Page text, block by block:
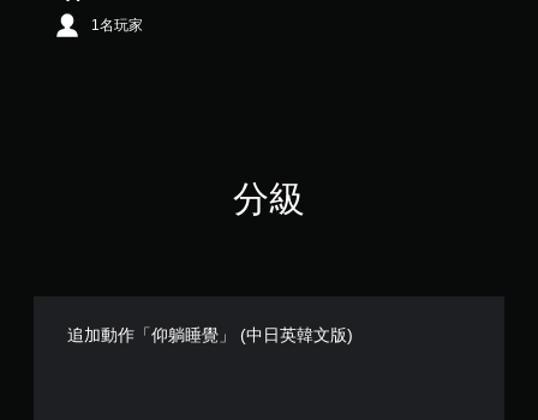
）
，
1名玩家
分級
追加動作「仰躺睡覺」 (中日英韓文版)